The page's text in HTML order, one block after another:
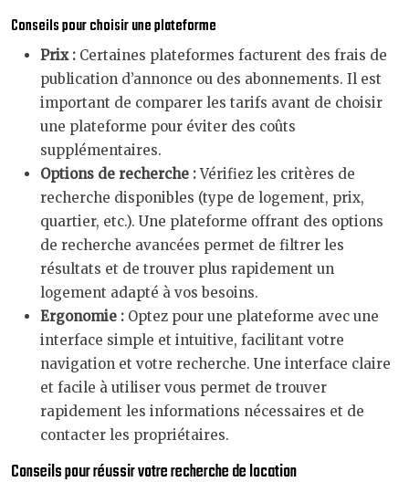
Conseils pour choisir une plateforme
Prix : Certaines plateformes facturent des frais de
publication d’annonce ou des abonnements. Il est
important de comparer les tarifs avant de choisir
une plateforme pour éviter des coûts
supplémentaires.
Options de recherche :Vérifiez les critères de
recherche disponibles (type de logement, prix,
quartier, etc.). Une plateforme offrant des options
de recherche avancées permet de filtrer les
résultats et de trouver plus rapidement un
logement adapté à vos besoins.
Ergonomie : Optez pour une plateforme avec une
interface simple et intuitive, facilitant votre
navigation et votre recherche. Une interface claire
et facile à utiliser vous permet de trouver
rapidement les informations nécessaires et de
contacter les propriétaires.
Conseils pour réussir votre recherche de location